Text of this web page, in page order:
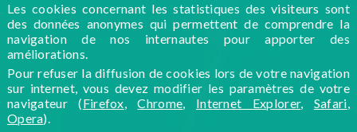
Les cookies concernant les statistiques des visiteurs sont
des données anonymes qui permettent de comprendre la
navigation de nos internautes pour apporter des
améliorations.
Pour refuser la diffusion de cookies lors de votre navigation
sur internet, vous devez modifier les paramètres de votre
navigateur (Firefox ,Chrome Internet Explorer, Safari
Opera).